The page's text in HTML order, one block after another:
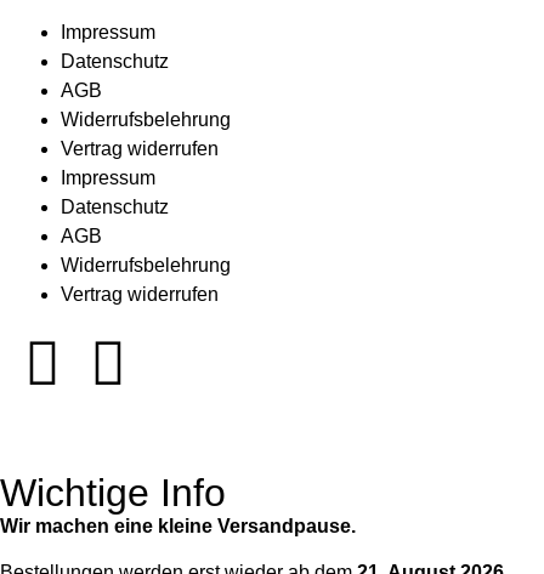
Impressum
Datenschutz
AGB
Widerrufsbelehrung
Vertrag widerrufen
Impressum
Datenschutz
AGB
Widerrufsbelehrung
Vertrag widerrufen
Wichtige Info
Wir machen eine kleine Versandpause.